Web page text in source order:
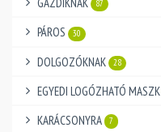
87
PÁROS 30
DOLGOZÓKNAK 28
EGYEDI LOGÓZHATÓ MASZK
KARÁCSONYRA 7